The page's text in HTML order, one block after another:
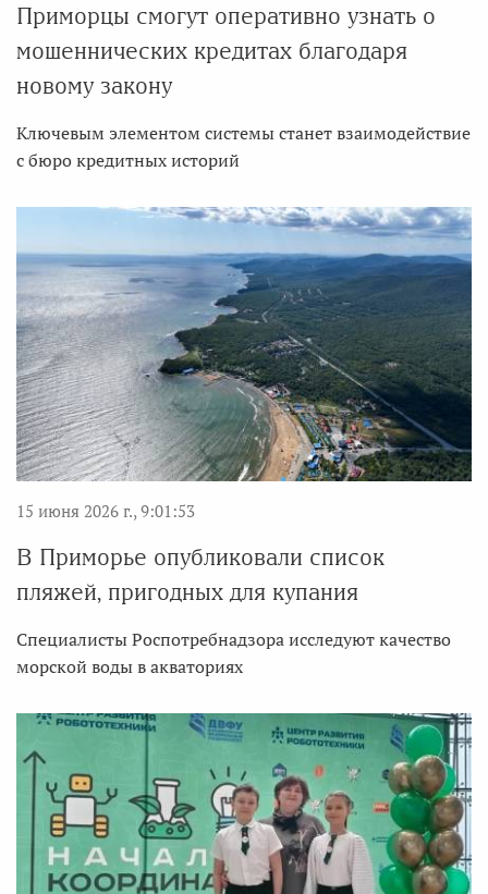
Приморцы смогут оперативно узнать о
мошеннических кредитах благодаря
новому закону
Ключевым элементом системы станет взаимодействие
с бюро кредитных историй
15 июня 2026 г., 9:01:53
В Приморье опубликовали список
пляжей, пригодных для купания
Специалисты Роспотребнадзора исследуют качество
морской воды в акваториях